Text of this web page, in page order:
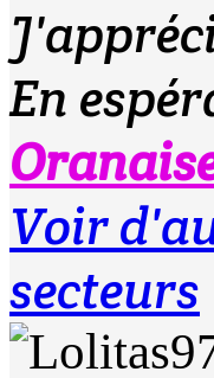
En
Voir
secteurs